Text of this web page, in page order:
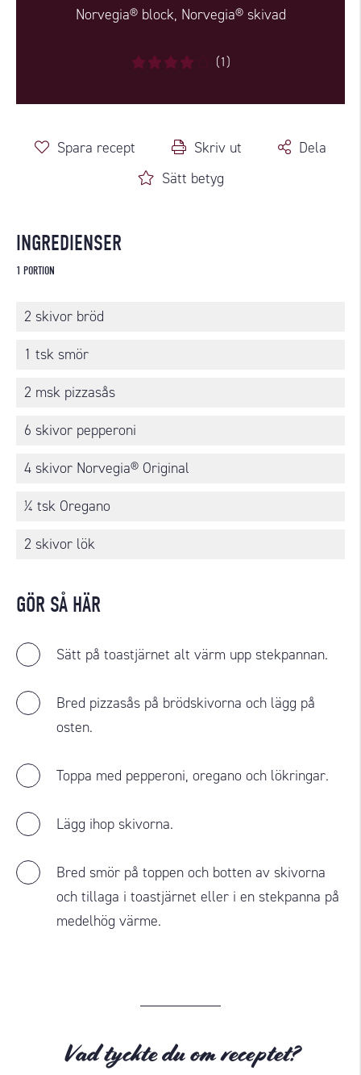
Norvegia® block, Norvegia® skivad
(1)
Spara recept Skriv ut
Dela
Sätt betyg
INGREDIENSER
1 PORTION
2 skivor bröd
1 tsk smör
2 msk pizzasås
6 skivor pepperoni
4 skivor Norvegia® Original
¼ tsk Oregano
2 skivor lök
GÖR SÅ HÄR
Sätt på toastjärnet alt värm upp stekpannan.
Bred pizzasås på brödskivorna och lägg på
osten.
Toppa med pepperoni, oregano och lökringar.
Lägg ihop skivorna.
Bred smör på toppen och botten av skivorna
och tillaga i toastjärnet eller i en stekpanna på
medelhög värme.
Vad tyckte du om receptet?